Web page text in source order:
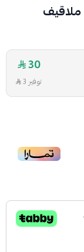
30
توفير 3